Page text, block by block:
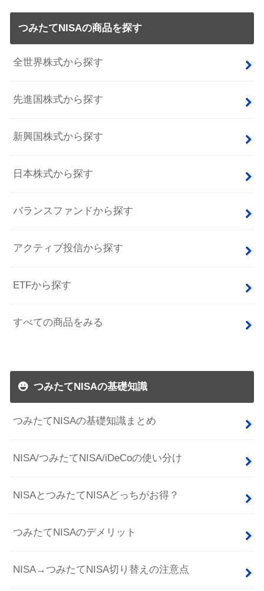
つみたてNISAの商品を探す
全世界株式から探す
先進国株式から探す
新興国株式から探す
日本株式から探す
バランスファンドから探す
アクティブ投信から探す
ETFから探す
すべての商品をみる
つみたてNISAの基礎知識
つみたてNISAの基礎知識まとめ
NISA/つみたてNISA/iDeCoの使い分け
NISAとつみたてNISAどっちがお得？
つみたてNISAのデメリット
NISA→つみたてNISA切り替えの注意点